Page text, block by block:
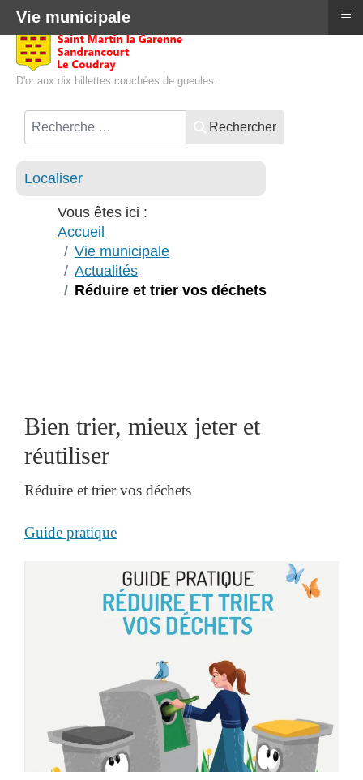
D'or aux dix billettes couchées de gueules.
Rechercher
Localiser
Vous êtes ici :
Accueil
Vie municipale
Actualités
Réduire et trier vos déchets
Bien trier, mieux jeter et
réutiliser
Réduire et trier vos déchets
Guide pratique
Vie municipale ≡